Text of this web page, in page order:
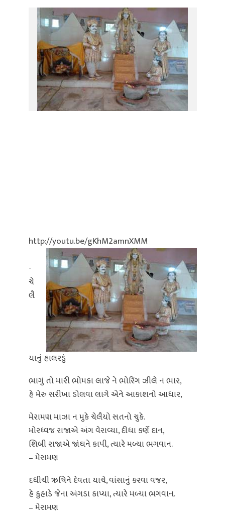
http://youtu.be/gKhM2amnXMM
-
ચે
લૈ
યાનું હાલરડું
ભાગું તો મારી ભોમકા લાજે ને ભોરિંગ ઝીલે ન ભાર,
હે મેરુ સરીખા ડોલવા લાગે એને આકાશનો આધાર,
મેરામણ માઝા ન મુકે ચેલૈયો સતનો ચુકે.
મોરધ્વજ રાજાએ અંગ વેરાવ્યા, દીધા કર્ણે દાન,
શિબી રાજાએ જાંઘને કાપી, ત્યારે મળ્યા ભગવાન.
– મેરામણ
દધીચી ઋષિને દેવતા યાચે, વાંસાનું કરવા વજર,
હે કુહાડે જેના અંગડા કાપ્યા, ત્યારે મળ્યા ભગવાન.
– મેરામણ